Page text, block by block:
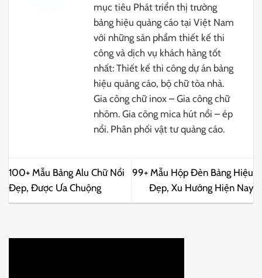
mục tiêu Phát triển thị trường
bảng hiệu quảng cáo tại Việt Nam
với những sản phẩm thiết kế thi
công và dịch vụ khách hàng tốt
nhất: Thiết kế thi công dự án bảng
hiệu quảng cáo, bộ chữ tòa nhà.
Gia công chữ inox – Gia công chữ
nhôm. Gia công mica hút nổi – ép
nổi. Phân phối vật tư quảng cáo.
100+ Mẫu Bảng Alu Chữ Nổi
Đẹp, Được Ưa Chuộng
99+ Mẫu Hộp Đèn Bảng Hiệu
Đẹp, Xu Hướng Hiện Nay